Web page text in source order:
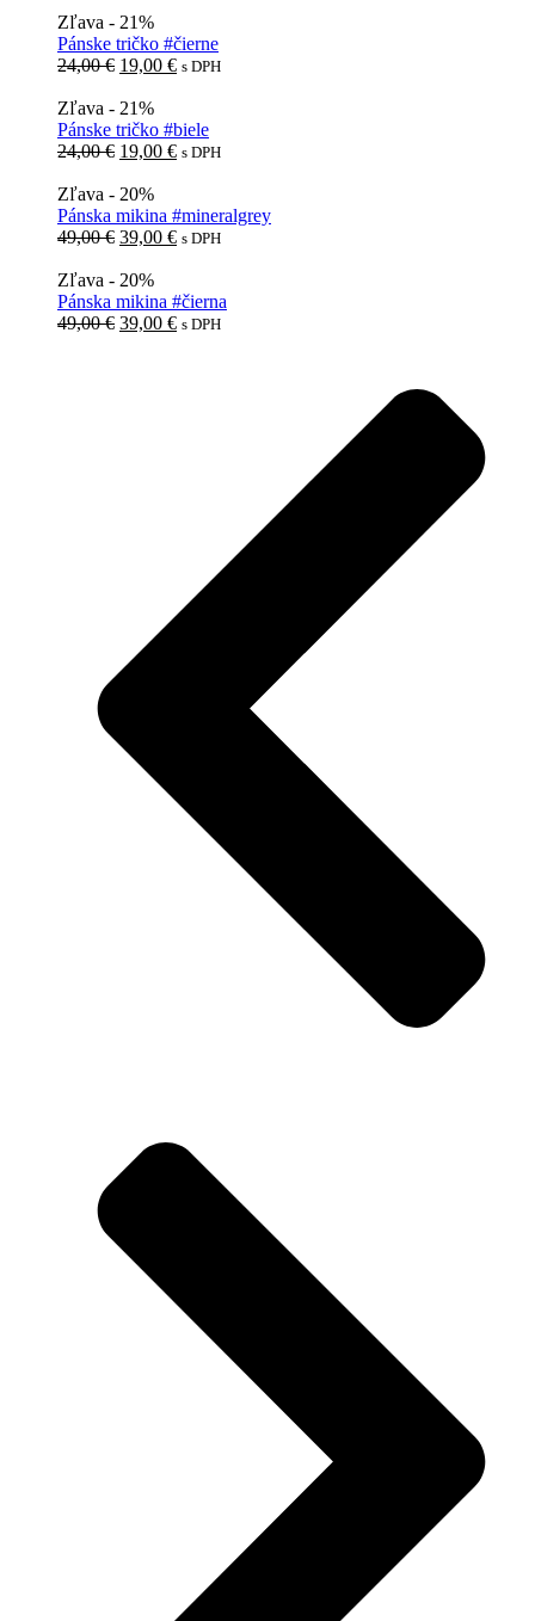
Zľava - 21%
Pánske tričko #čierne
24,00€ Pôvodná
bola:
24,00 €.
19,00 €Aktuálna
19,00 €.
s DPH
Zľava - 21%
Pánske tričko #biele
24,00€ Pôvodná
bola:
24,00 €.
19,00 €Aktuálna
19,00 €.
s DPH
Zľava - 20%
Pánska mikina #mineralgrey
49,00€ Pôvodná
bola:
49,00 €.
39,00 €Aktuálna
39,00 €.
s DPH
Zľava - 20%
Pánska mikina #čierna
49,00€ Pôvodná
39,00 €Aktuálna
s DPH